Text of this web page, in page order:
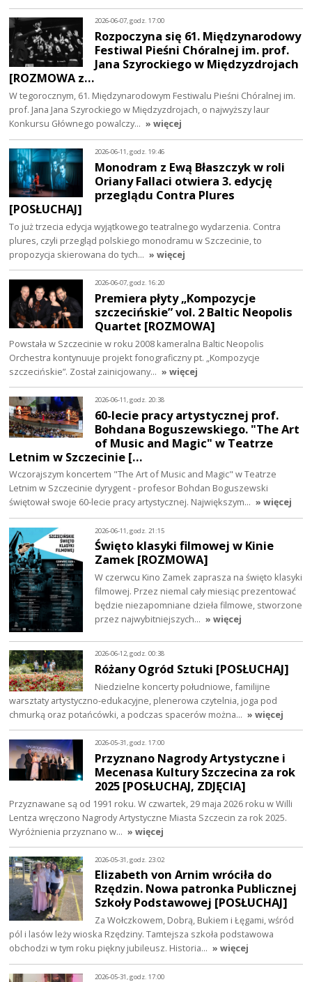
2026-06-07, godz. 17:00
Rozpoczyna się 61. Międzynarodowy
Festiwal Pieśni Chóralnej im. prof.
Jana Szyrockiego w Międzyzdrojach
[ROZMOWA z…
W tegorocznym, 61. Międzynarodowym Festiwalu Pieśni Chóralnej im.
prof. Jana Jana Szyrockiego w Międzyzdrojach, o najwyższy laur
Konkursu Głównego powalczy… » więcej
2026-06-11, godz. 19:46
Monodram z Ewą Błaszczyk w roli
Oriany Fallaci otwiera 3. edycję
przeglądu Contra Plures
[POSŁUCHAJ]
To już trzecia edycja wyjątkowego teatralnego wydarzenia. Contra
plures, czyli przegląd polskiego monodramu w Szczecinie, to
propozycja skierowana do tych… » więcej
2026-06-07, godz. 16:20
Premiera płyty „Kompozycje
szczecińskie” vol. 2 Baltic Neopolis
Quartet [ROZMOWA]
Powstała w Szczecinie w roku 2008 kameralna Baltic Neopolis
Orchestra kontynuuje projekt fonograficzny pt. „Kompozycje
szczecińskie”. Został zainicjowany… » więcej
2026-06-11, godz. 20:38
60-lecie pracy artystycznej prof.
Bohdana Boguszewskiego. "The Art
of Music and Magic" w Teatrze
Letnim w Szczecinie […
Wczorajszym koncertem "The Art of Music and Magic" w Teatrze
Letnim w Szczecinie dyrygent - profesor Bohdan Boguszewski
świętował swoje 60-lecie pracy artystycznej. Największym… » więcej
2026-06-11, godz. 21:15
Święto klasyki filmowej w Kinie
Zamek [ROZMOWA]
W czerwcu Kino Zamek zaprasza na święto klasyki
filmowej. Przez niemal cały miesiąc prezentować
będzie niezapomniane dzieła filmowe, stworzone
przez najwybitniejszych… » więcej
2026-06-12, godz. 00:38
Różany Ogród Sztuki [POSŁUCHAJ]
Niedzielne koncerty południowe, familijne
warsztaty artystyczno-edukacyjne, plenerowa czytelnia, joga pod
chmurką oraz potańcówki, a podczas spacerów można… » więcej
2026-05-31, godz. 17:00
Przyznano Nagrody Artystyczne i
Mecenasa Kultury Szczecina za rok
2025 [POSŁUCHAJ, ZDJĘCIA]
Przyznawane są od 1991 roku. W czwartek, 29 maja 2026 roku w Willi
Lentza wręczono Nagrody Artystyczne Miasta Szczecin za rok 2025.
Wyróżnienia przyznano w… » więcej
2026-05-31, godz. 23:02
Elizabeth von Arnim wróciła do
Rzędzin. Nowa patronka Publicznej
Szkoły Podstawowej [POSŁUCHAJ]
Za Wołczkowem, Dobrą, Bukiem i Łęgami, wśród
pól i lasów leży wioska Rzędziny. Tamtejsza szkoła podstawowa
obchodzi w tym roku piękny jubileusz. Historia… » więcej
2026-05-31, godz. 17:00